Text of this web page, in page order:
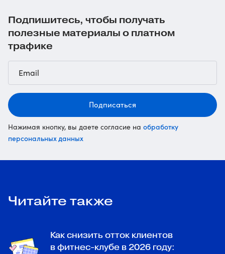
Подпишитесь, чтобы получать
полезные материалы о платном
трафике
Подписаться
Нажимая кнопку, вы даете согласие на обработку
персональных данных
Читайте также
Как снизить отток клиентов
в фитнес-клубе в 2026 году: